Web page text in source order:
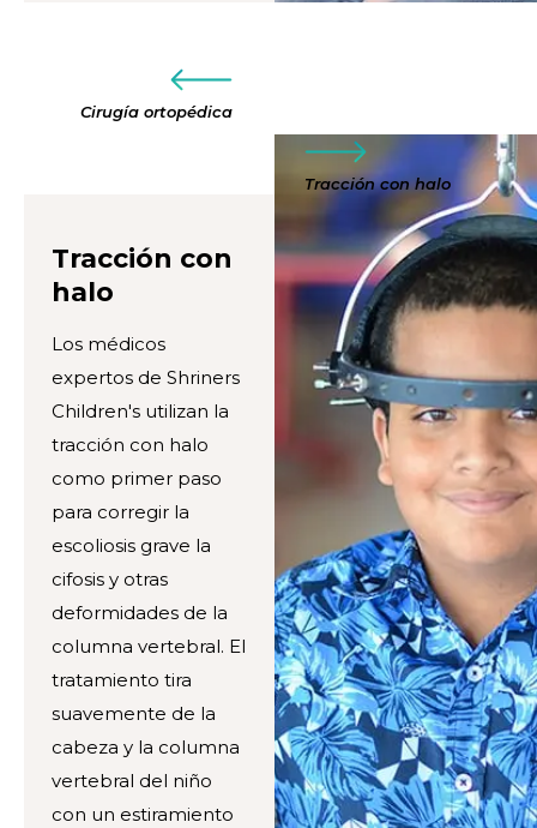
Cirugía ortopédica
Tracción con halo
Tracción con
halo
Los médicos
expertos de Shriners
Children's utilizan la
tracción con halo
como primer paso
para corregir la
escoliosis grave la
cifosis y otras
deformidades de la
columna vertebral. El
tratamiento tira
suavemente de la
cabeza y la columna
vertebral del niño
con un estiramiento